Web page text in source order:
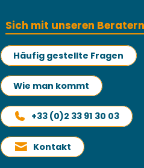
Sich mit unseren
Häufig gestellte Fragen
Wie man kommt
+33 (0)2 33 91 30 03
Kontakt